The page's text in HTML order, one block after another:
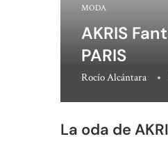
MODA
AKRIS
PARIS
Rocío Alcántara
La oda de